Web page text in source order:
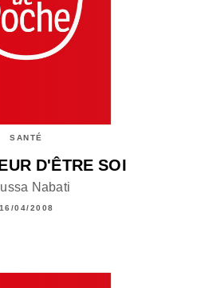
SANTÉ
D'ÊTRE SOI
Nabati
16/04/2008